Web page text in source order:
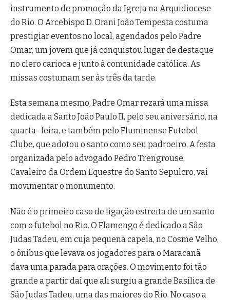
instrumento de promoção da Igreja na Arquidiocese
do Rio. O Arcebispo D. Orani João Tempesta costuma
prestigiar eventos no local, agendados pelo Padre
Omar, um jovem que já conquistou lugar de destaque
no clero carioca e junto à comunidade católica. As
missas costumam ser às três da tarde.
Esta semana mesmo, Padre Omar rezará uma missa
dedicada a Santo João Paulo II, pelo seu aniversário, na
quarta- feira, e também pelo Fluminense Futebol
Clube, que adotou o santo como seu padroeiro. A festa
organizada pelo advogado Pedro Trengrouse,
Cavaleiro da Ordem Equestre do Santo Sepulcro, vai
movimentar o monumento.
Não é o primeiro caso de ligação estreita de um santo
com o futebol no Rio. O Flamengo é dedicado a São
Judas Tadeu, em cuja pequena capela, no Cosme Velho,
o ônibus que levava os jogadores para o Maracanã
dava uma parada para orações. O movimento foi tão
grande a partir daí que ali surgiu a grande Basílica de
São Judas Tadeu, uma das maiores do Rio. No caso a